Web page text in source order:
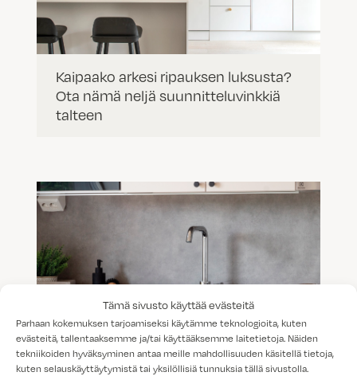
Tämä sivusto käyttää evästeitä
Parhaan kokemuksen tarjoamiseksi käytämme teknologioita, kuten
evästeitä, tallentaaksemme ja/tai käyttääksemme laitetietoja. Näiden
tekniikoiden hyväksyminen antaa meille mahdollisuuden käsitellä tietoja,
kuten selauskäyttäytymistä tai yksilöllisiä tunnuksia tällä sivustolla.
Kaipaako arkesi ripauksen luksusta?
Ota nämä neljä suunnitteluvinkkiä
talteen